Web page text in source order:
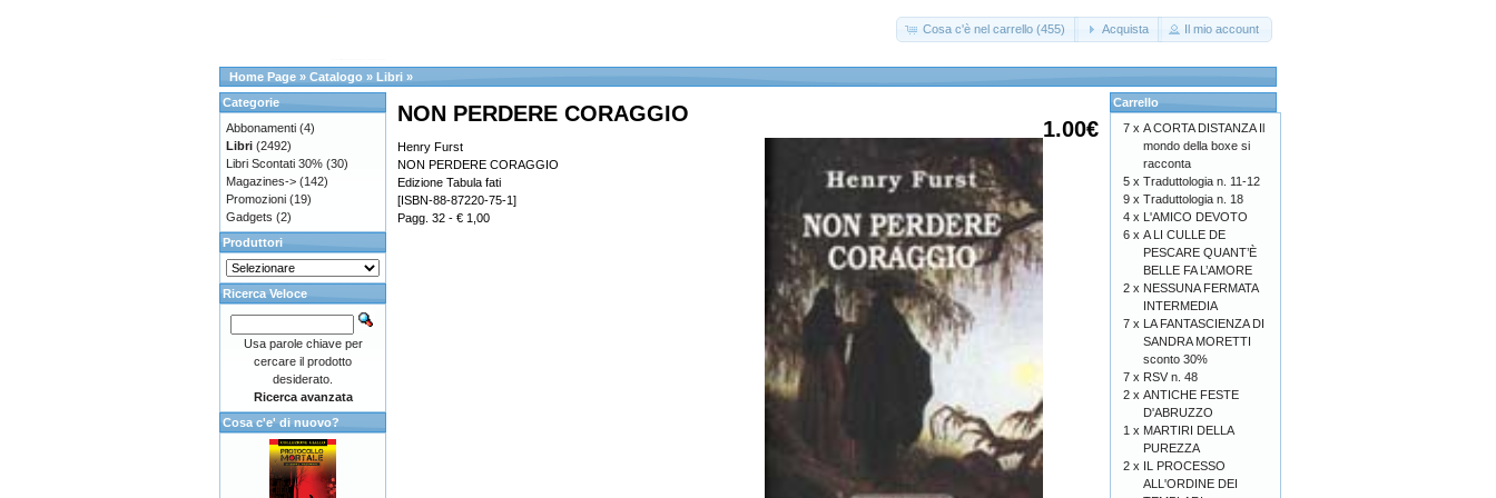
Cosa c'è nel carrello (455) Acquista Il mio account
Home Page » Catalogo » Libri »
1.00€
NON PERDERE CORAGGIO
Henry Furst
NON PERDERE CORAGGIO
Edizione Tabula fati
[ISBN-88-87220-75-1]
Pagg. 32 - € 1,00
Categorie
Abbonamenti (4)
Libri (2492)
Libri Scontati 30% (30)
Magazines-> (142)
Promozioni (19)
Gadgets (2)
Produttori
Ricerca Veloce
Usa parole chiave per
cercare il prodotto
desiderato.
Ricerca avanzata
Cosa c'e' di nuovo?
Carrello
7 x A CORTA DISTANZA Il
mondo della boxe si
racconta
5 x Traduttologia n. 11-12
9 x Traduttologia n. 18
4 x L'AMICO DEVOTO
6 x A LI CULLE DE
PESCARE QUANT’È
BELLE FA L’AMORE
2 x NESSUNA FERMATA
INTERMEDIA
7 x LA FANTASCIENZA DI
SANDRA MORETTI
sconto 30%
7 x RSV n. 48
2 x ANTICHE FESTE
D'ABRUZZO
1 x MARTIRI DELLA
PUREZZA
2 x IL PROCESSO
ALL'ORDINE DEI